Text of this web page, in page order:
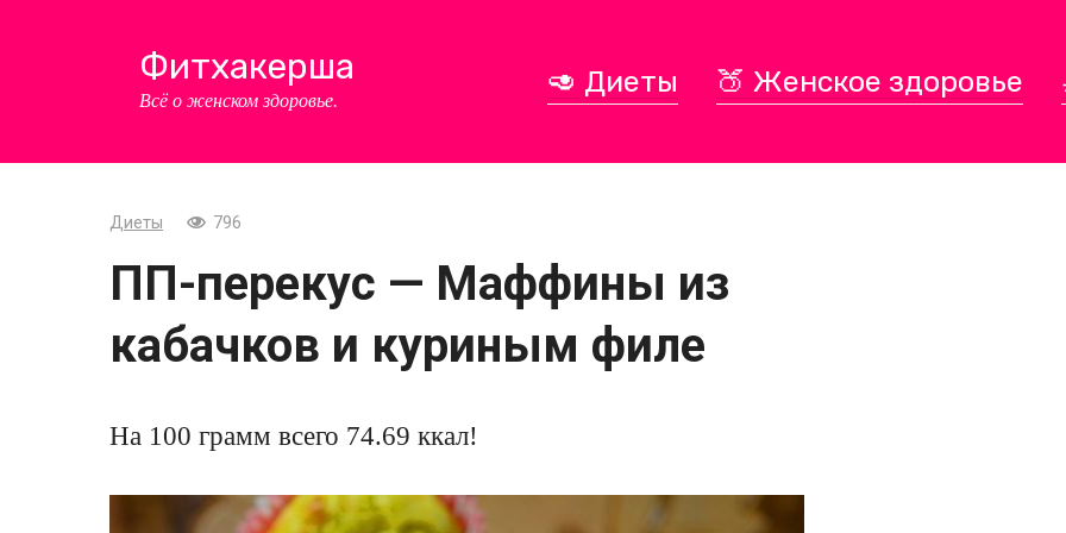
Фитхакерша
Всё о женском здоровье.
🥑 Диеты 🍑 Женское здоровье
Диеты 796
ПП-перекус — Маффины из
кабачков и куриным филе
На 100 грамм всего 74.69 ккал!